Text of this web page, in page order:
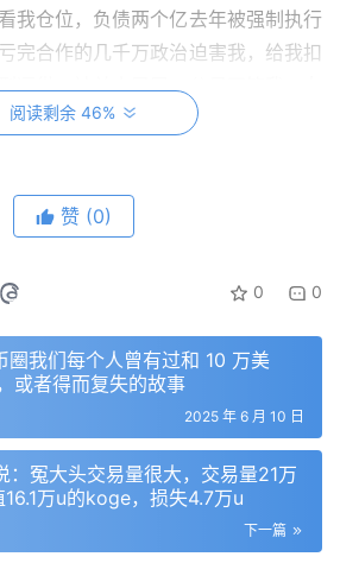
我仓位，负债两个亿去年被强制执行
完合作的几千万政治迫害我，给我扣
逼供，被关小黑屋，父母不管我，女
一个月不见，再次见面屁股上被人贴
的机会都没有割，应是靠自己爬起来
你這假演員也配出來小丑根本故意做
不想刪掉推特都被我猜到了
這些流量
阅读剩余 46%
赞 (0)
0 0
圈我们每个人曾有过和 10 万美
或者得而复失的故事
2025 年 6 月 10 日
冤大头交易量很大，交易量21万
万u的koge，损失4.7万u
下一篇